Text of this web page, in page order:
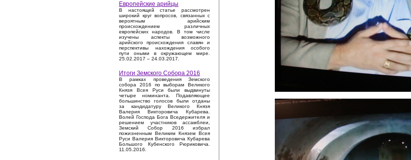
Европейские арийцы
В настоящей статье рассмотрен
широкий круг вопросов, связанных с
вероятным арийским
происхождением различных
европейских народов. В том числе
изучены аспекты возможного
арийского происхождения славян и
перспективы нахождения особого
пути оными в окружающем мире.
25.02.2017 – 24.03.2017.
Итоги Земского Собора 2016
В рамках проведения Земского
собора 2016 по выборам Великого
Князя Всея Руси были выдвинуты
четыре номинанта. Подавляющее
большинство голосов были отданы
за кандидатуру Великого Князя
Валерия Викторовича Кубарева.
Волей Господа Бога Вседержителя и
решением участников ассамблеи,
Земский Собор 2016 избрал
пожизненным Великим Князем Всея
Руси Валерия Викторовича Кубарева
Большого Кубенского Рюриковича.
11.05.2016.